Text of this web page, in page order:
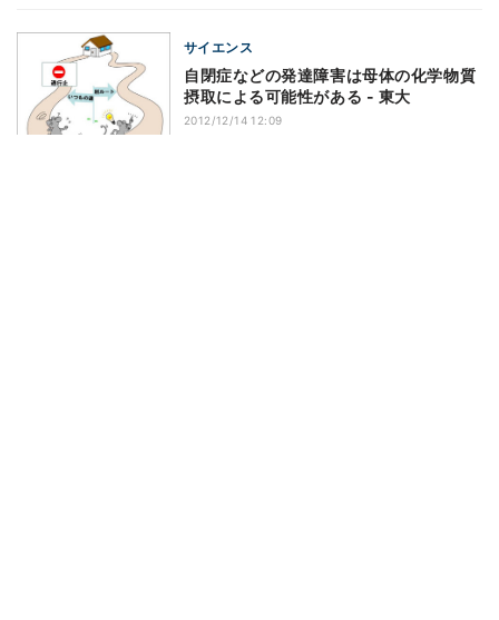
サイエンス
自閉症などの発達障害は母体の化学物質
摂取による可能性がある - 東大
2012/12/14 12:09